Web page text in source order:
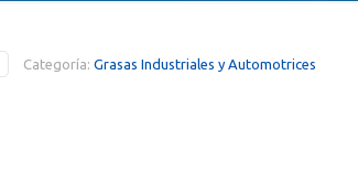
Categoría: Grasas Industriales y Automotrices